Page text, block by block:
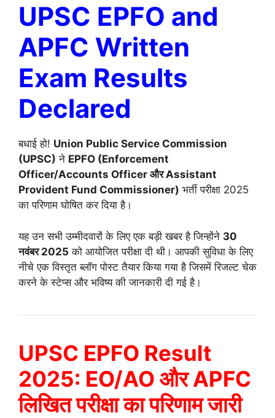
UPSC EPFO and
APFC Written
Exam Results
Declared
बधाई हो! Union Public Service Commission
(UPSC) ने EPFO (Enforcement
Officer/Accounts Officer और Assistant
Provident Fund Commissioner) भर्ती परीक्षा 2025
का परिणाम घोषित कर दिया है।
यह उन सभी उम्मीदवारों के लिए एक बड़ी खबर है जिन्होंने 30
नवंबर 2025 को आयोजित परीक्षा दी थी। आपकी सुविधा के लिए
नीचे एक विस्तृत ब्लॉग पोस्ट तैयार किया गया है जिसमें रिजल्ट चेक
करने के स्टेप्स और भविष्य की जानकारी दी गई है।
UPSC EPFO Result
2025: EO/AO और APFC
लिखित परीक्षा का परिणाम जारी